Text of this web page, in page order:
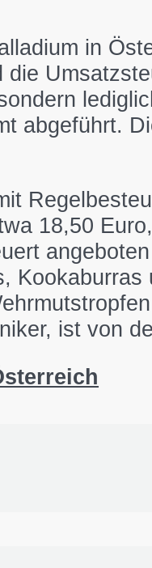
in
abgeführt.
18,50
ist von